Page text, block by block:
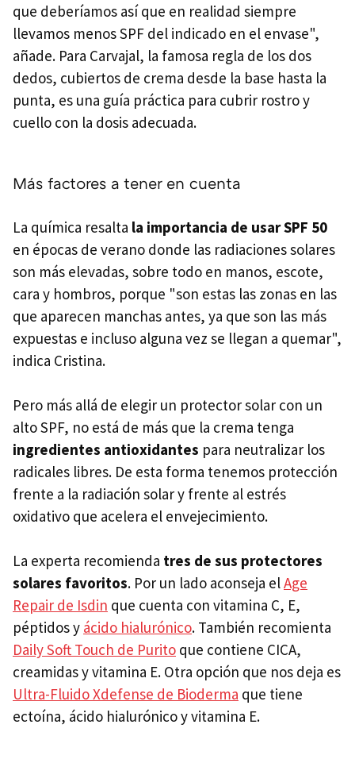
que deberíamos así que en realidad siempre
llevamos menos SPF del indicado en el envase",
añade. Para Carvajal, la famosa regla de los dos
dedos, cubiertos de crema desde la base hasta la
punta, es una guía práctica para cubrir rostro y
cuello con la dosis adecuada.
Más factores a tener en cuenta
La química resalta la importancia de usar SPF 50
en épocas de verano donde las radiaciones solares
son más elevadas, sobre todo en manos, escote,
cara y hombros, porque "son estas las zonas en las
que aparecen manchas antes, ya que son las más
expuestas e incluso alguna vez se llegan a quemar",
indica Cristina.
Pero más allá de elegir un protector solar con un
alto SPF, no está de más que la crema tenga
ingredientes antioxidantes para neutralizar los
radicales libres. De esta forma tenemos protección
frente a la radiación solar y frente al estrés
oxidativo que acelera el envejecimiento.
La experta recomienda tres de sus protectores
solares favoritos. Por un lado aconseja elAge
Repair de Isdin que cuenta con vitamina C, E,
péptidos y ácido hialurónico. También recomienta
Daily Soft Touch de Purito que contiene CICA,
creamidas y vitamina E. Otra opción que nos deja es
Ultra-Fluido Xdefense de Bioderma que tiene
ectoína, ácido hialurónico y vitamina E.